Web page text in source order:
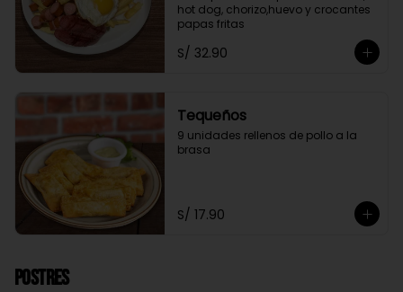
hot dog, chorizo,huevo y crocantes
papas fritas
S/ 32.90
Tequeños
9 unidades rellenos de pollo a la
brasa
S/ 17.90
Postres